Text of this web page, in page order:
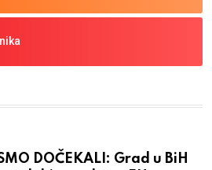
SMO DOČEKALI: Grad u BiH